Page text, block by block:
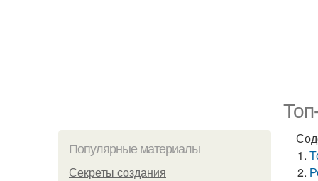
Популярные материалы
Секреты создания